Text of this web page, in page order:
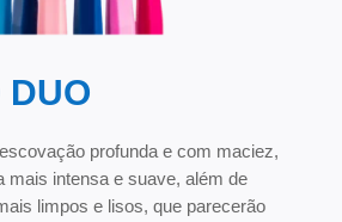
DUO
profunda e com maciez,
mais intensa e suave, além de
limpos e lisos, que parecerão